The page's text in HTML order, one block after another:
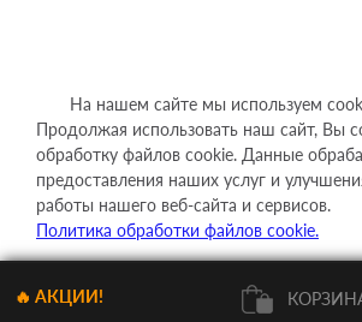
🔥 АКЦИИ!
На нашем сайте мы используем
Продолжая использовать наш сайт, Вы
обработку файлов cookie. Данные
предоставления наших услуг и
работы нашего веб-сайта и сервисов.
Политика обработки файлов cookie.